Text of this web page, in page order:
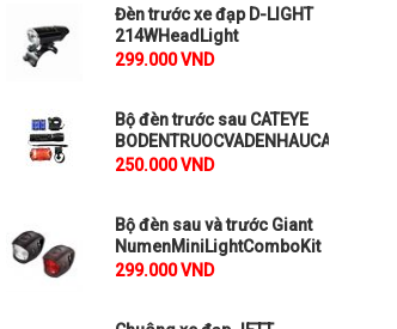
Đèn trước xe đạp D-LIGHT
214WHeadLight
299.000 VND
Bộ đèn trước sau CATEYE
BODENTRUOCVADENHAUCATEYE
250.000 VND
Bộ đèn sau và trước Giant
NumenMiniLightComboKit
299.000 VND